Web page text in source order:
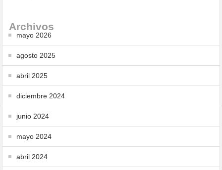
Archivos
mayo 2026
agosto 2025
abril 2025
diciembre 2024
junio 2024
mayo 2024
abril 2024